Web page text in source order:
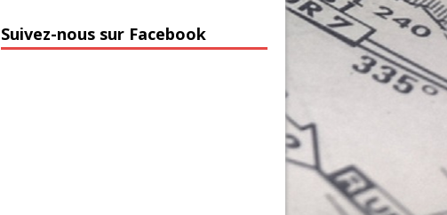
Suivez-nous sur Facebook